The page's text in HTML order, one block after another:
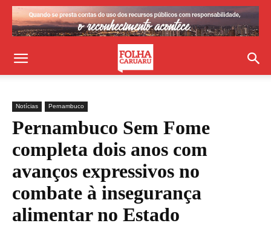
Notícias Pernambuco
Pernambuco Sem Fome
completa dois anos com
avanços expressivos no
combate à insegurança
alimentar no Estado